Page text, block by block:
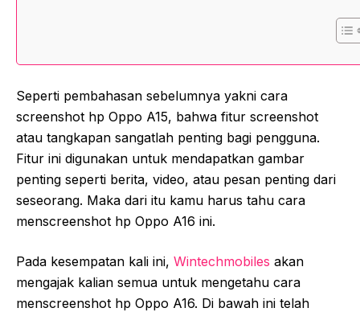
Seperti pembahasan sebelumnya yakni cara
screenshot hp Oppo A15, bahwa fitur screenshot
atau tangkapan sangatlah penting bagi pengguna.
Fitur ini digunakan untuk mendapatkan gambar
penting seperti berita, video, atau pesan penting dari
seseorang. Maka dari itu kamu harus tahu cara
menscreenshot hp Oppo A16 ini.
Pada kesempatan kali ini, Wintechmobiles akan
mengajak kalian semua untuk mengetahu cara
menscreenshot hp Oppo A16. Di bawah ini telah